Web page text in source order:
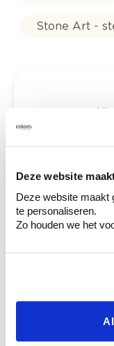
Deze website
Deze website maakt
te personaliseren.
Zo houden we het
Stone Art -
Ga
en je
Krijg
van je
Ontdek er